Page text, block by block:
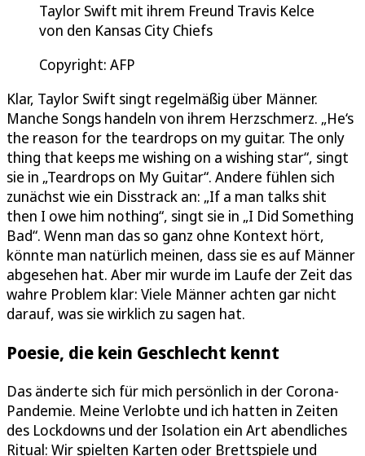
Taylor Swift mit ihrem Freund Travis Kelce
von den Kansas City Chiefs
Copyright: AFP
Klar, Taylor Swift singt regelmäßig über Männer.
Manche Songs handeln von ihrem Herzschmerz. „He‘s
the reason for the teardrops on my guitar. The only
thing that keeps me wishing on a wishing star“, singt
sie in „Teardrops on My Guitar“. Andere fühlen sich
zunächst wie ein Disstrack an: „If a man talks shit
then I owe him nothing“, singt sie in „I Did Something
Bad“. Wenn man das so ganz ohne Kontext hört,
könnte man natürlich meinen, dass sie es auf Männer
abgesehen hat. Aber mir wurde im Laufe der Zeit das
wahre Problem klar: Viele Männer achten gar nicht
darauf, was sie wirklich zu sagen hat.
Poesie, die kein Geschlecht kennt
Das änderte sich für mich persönlich in der Corona-
Pandemie. Meine Verlobte und ich hatten in Zeiten
des Lockdowns und der Isolation ein Art abendliches
Ritual: Wir spielten Karten oder Brettspiele und